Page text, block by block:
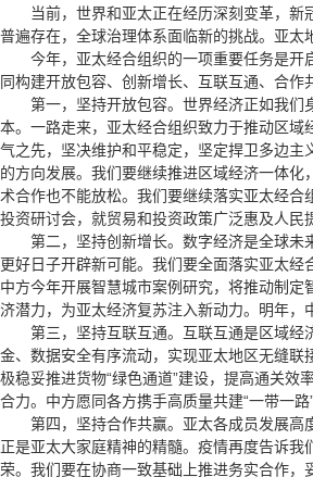
当前，世界和亚太正在经历深刻变革，新冠
普遍存在，全球治理体系面临新的挑战。亚太
今年，亚太经合组织的一项重要任务是开启
同构建开放包容、创新增长、互联互通、合作
第一，坚持开放包容。世界经济正如我们身
本。一路走来，亚太经合组织致力于推动区
气之先，坚决维护和平稳定，坚定捍卫多边
的方向发展。我们要继续推进区域经济一体
术合作也不能放松。我们要继续落实亚太经
投资研讨会，就贸易和投资政策广泛惠及人民
第二，坚持创新增长。数字经济是全球未来
更好日子开辟新可能。我们要全面落实亚太
中方今年开展智慧城市案例研究，将推动制
济潜力，为亚太经济复苏注入新动力。明年，
第三，坚持互联互通。互联互通是区域经济
金、数据安全有序流动，实现亚太地区无缝联
极稳妥推进货物“绿色通道”建设，提高通关
合力。中方愿同各方携手高质量共建“一带一
第四，坚持合作共赢。亚太各成员发展高度
正是亚太大家庭精神的精髓。疫情再度告诉
荣。我们要在协商一致基础上推进务实合作，